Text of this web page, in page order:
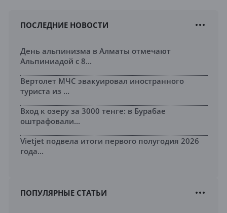
ПОСЛЕДНИЕ НОВОСТИ
День альпинизма в Алматы отмечают
Альпиниадой с 8...
Вертолет МЧС эвакуировал иностранного
туриста из ...
Вход к озеру за 3000 тенге: в Бурабае
оштрафовали...
Vietjet подвела итоги первого полугодия 2026
года...
ПОПУЛЯРНЫЕ СТАТЬИ